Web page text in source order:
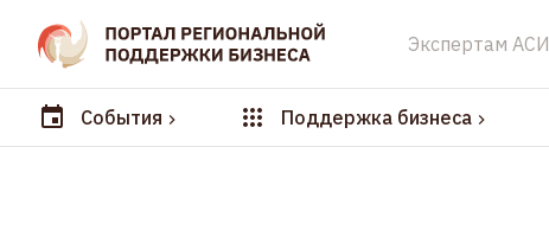
Экспертам АСИ
События Поддержка бизнеса